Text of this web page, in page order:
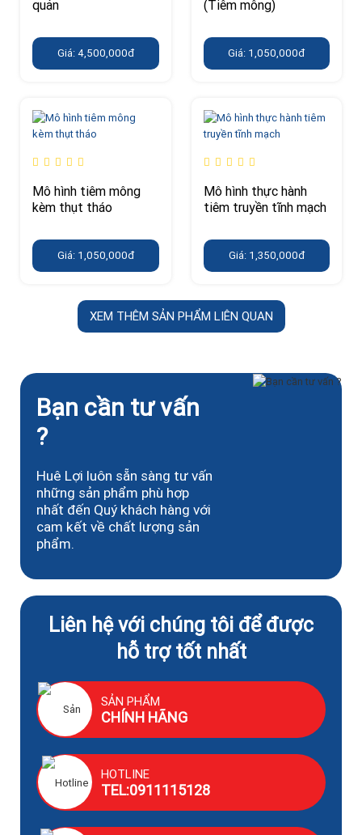
quản
Giá: 4,500,000đ
(Tiêm mông)
Giá: 1,050,000đ
Mô hình tiêm mông
kèm thụt tháo
Giá: 1,050,000đ
Mô hình thực hành
tiêm truyền tĩnh mạch
Giá: 1,350,000đ
XEM THÊM SẢN PHẨM LIÊN QUAN
Bạn cần tư vấn
?
Huê Lợi luôn sẵn sàng tư vấn
những sản phẩm phù hợp
nhất đến Quý khách hàng với
cam kết về chất lượng sản
phẩm.
Liên hệ với chúng tôi để được
hỗ trợ tốt nhất
SẢN PHẨM
CHÍNH HÃNG
HOTLINE
TEL:0911115128